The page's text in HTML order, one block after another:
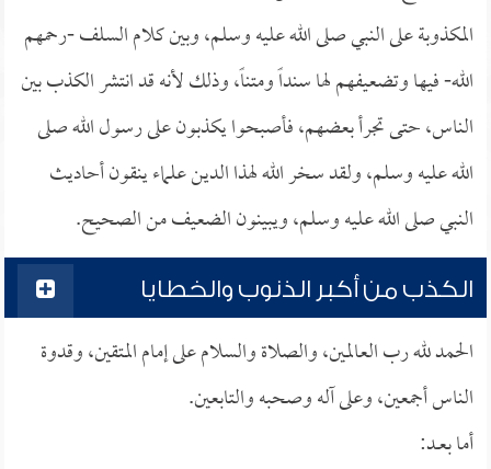
المكذوبة على النبي صلى الله عليه وسلم، وبين كلام السلف -رحمهم
الله- فيها وتضعيفهم لها سنداً ومتناً، وذلك لأنه قد انتشر الكذب بين
الناس، حتى تجرأ بعضهم، فأصبحوا يكذبون على رسول الله صلى
الله عليه وسلم، ولقد سخر الله لهذا الدين علماء ينقون أحاديث
النبي صلى الله عليه وسلم، ويبينون الضعيف من الصحيح.
الكذب من أكبر الذنوب والخطايا
الحمد لله رب العالمين، والصلاة والسلام على إمام المتقين، وقدوة
الناس أجمعين، وعلى آله وصحبه والتابعين.
أما بعــد: